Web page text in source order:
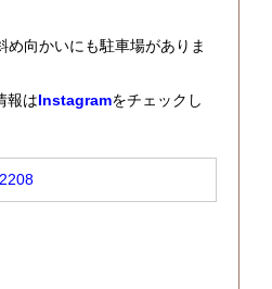
め向かいにも駐車場がありま
報はInstagramをチェックし